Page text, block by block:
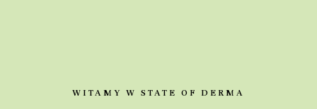
WITAMY W STATE OF DERMA